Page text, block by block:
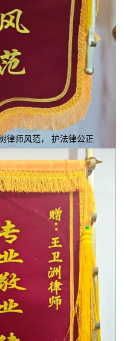
律师风范， 护法律公正